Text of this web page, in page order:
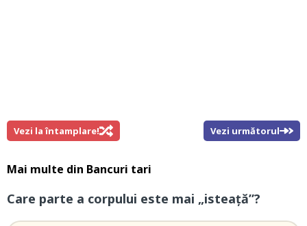
Vezi la întamplare! Vezi următorul
Mai multe din Bancuri tari
Care parte a corpului este mai „isteață”?